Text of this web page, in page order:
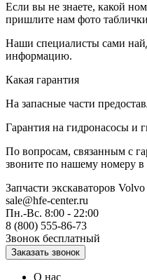
Если вы не знаете, какой
пришлите нам фото
Наши специалисты сами
информацию.
Какая гарантия
На запасные части
Гарантия на гидронасосы и
По вопросам, связанным с
звоните по нашему номеру
Запчасти экскаваторов Volvo
sale@hfe-center.ru
Пн.-Вс. 8:00 - 22:00
8 (800) 555-86-73
Звонок бесплатный
О нас